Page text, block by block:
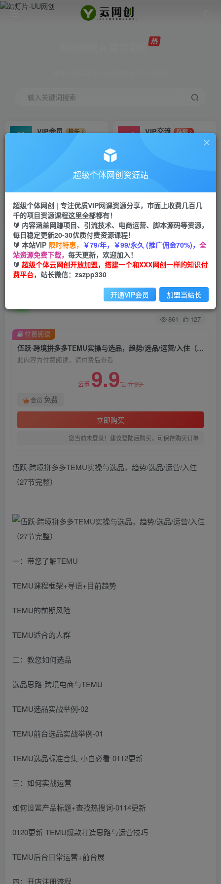
输入关键词搜索
VIP会员
抢先
VIP交流
群聊
研究探讨更多创业项目路子。
会员专属推广链接
招募站长
挂机
项目
脚本卡密
APP下载
GO
首页 创业课程 会员免费 正文
伍跃·跨境拼多多TEMU实操与选品，​趋势/选品/运
营/入住（27节完整）
关注 私信
861 127
伍跃·跨境拼多多TEMU实操与选品，​趋势/选品/运营/入住（27节完整）
此内容为付费阅读，请付费后查看
云币 9.9云币99
会员 免费
立即购买
您当前未登录！建议登陆后购买，可保存购买订单
付费阅读
伍跃·跨境拼多多TEMU实操与选品，​趋势/选品/运营/入住
（27节完整）
一：带您了解TEMU
TEMU课程框架+导语+目前趋势
TEMU的前期风险
TEMU适合的人群
二：教您如何选品
选品思路-跨境电商与TEMU
TEMU选品实战举例-02
TEMU前台选品实战举例-01
TEMU选品标准合集-小白必看-0112更新
三：如何实战运营
如何设置产品标题+查找热搜词-0114更新
0120更新-TEMU爆款打造思路与运营技巧
TEMU后台日常运营+前台展
四：开店注册流程
超级个体网创资源站
超级个体网创 | 专注优质VIP网课资源分享，市面上收费几百几
千的项目资源课程这里全部都有！
🔰 内容涵盖网赚项目、引流技术、电商运营、脚本源码等资源，
每日稳定更新20-30优质付费资源课程！
🔰 本站VIP 限时特惠， ￥79/年，￥99/永久 (推广佣金70%)， 全
站资源免费下载， 每天更新，欢迎加入！
🔰 超级个体云网创开放加盟，搭建一个和XXX网创一样的知识付
费平台， 站长微信：zszpp330
开通VIP会员 加盟当站长